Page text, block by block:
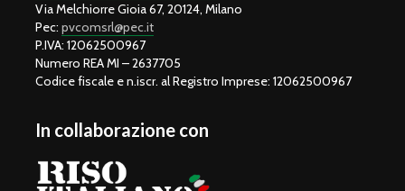
Via Melchiorre Gioia 67, 20124, Milano
Pec: pvcomsrl@pec.it
P.IVA: 12062500967
Numero REA MI – 2637705
Codice fiscale e n.iscr. al Registro Imprese: 12062500967
In collaborazione con